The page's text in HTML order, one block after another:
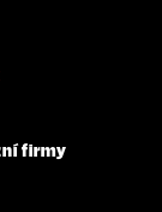
firmy